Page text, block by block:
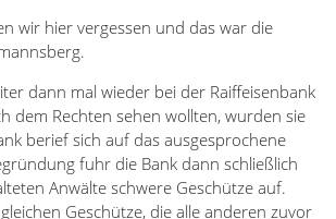
wir hier vergessen und das war die
dann mal wieder bei der Raiffeisenbank
dem Rechten sehen wollten, wurden sie
berief sich auf das ausgesprochene
fuhr die Bank dann schließlich
Anwälte schwere Geschütze auf.
Geschütze, die alle anderen zuvor